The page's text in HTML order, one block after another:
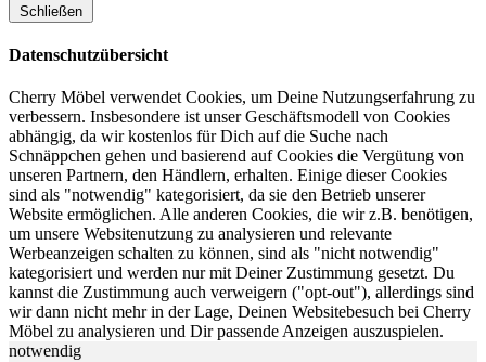
Schließen
Datenschutzübersicht
Cherry Möbel verwendet Cookies, um Deine Nutzungserfahrung zu
verbessern. Insbesondere ist unser Geschäftsmodell von Cookies
abhängig, da wir kostenlos für Dich auf die Suche nach
Schnäppchen gehen und basierend auf Cookies die Vergütung von
unseren Partnern, den Händlern, erhalten. Einige dieser Cookies
sind als "notwendig" kategorisiert, da sie den Betrieb unserer
Website ermöglichen. Alle anderen Cookies, die wir z.B. benötigen,
um unsere Websitenutzung zu analysieren und relevante
Werbeanzeigen schalten zu können, sind als "nicht notwendig"
kategorisiert und werden nur mit Deiner Zustimmung gesetzt. Du
kannst die Zustimmung auch verweigern ("opt-out"), allerdings sind
wir dann nicht mehr in der Lage, Deinen Websitebesuch bei Cherry
Möbel zu analysieren und Dir passende Anzeigen auszuspielen.
notwendig